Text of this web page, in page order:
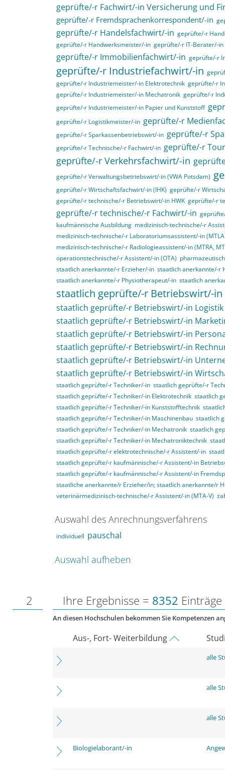
geprüfte/-r Fachwirt/-in Versicherung und
geprüfte/-r Fremdsprachenkorrespondent/-in
geprüfte/-r Handelsfachwirt/-in geprüfte/-r
geprüfte/-r Handwerksmeister/-in geprüfte/-r IT-Berater/-in
geprüfte/-r Immobilienfachwirt/-in geprüfte/-r
geprüfte/-r Industriefachwirt/-in
geprüfte/-r Industriemeister/-in Elektrotechnik geprüfte/-r
geprüfte/-r Industriemeister/-in Mechatronik geprüfte/-r
geprüfte/-r Industriemeister/-in Papier und Kunststoff
geprüfte/-r Logistikmeister/-in geprüfte/-r
geprüfte/-r Sparkassenbetriebswirt/-in geprüfte/-r
geprüfte/-r Technische/-r Fachwirt/-in geprüfte/-r
geprüfte/-r Verkehrsfachwirt/-in
geprüfte/-r Verwaltungsbetriebswirt/-in (VWA Potsdam)
geprüfte/-r Wirtschaftsfachwirt/-in (IHK) geprüfte/-r
geprüfte/-r technische/-r Betriebswirt/-in HWK geprüfte/-r
geprüfte/-r technische/-r Fachwirt/-in
kaufmännische Ausbildung medizinisch-technische/-r
medizinisch-technische/-r Laboratoriumsassistent/-in
medizinisch-technische/-r Radiologieassistent/-in (MTRA,
operationstechnische/-r Assistent/-in (OTA)
staatlich anerkannte/-r Erzieher/-in staatlich anerkannte/-r
staatlich anerkannte/-r Physiotherapeut/-in staatlich
staatlich geprüfte/-r Betriebswirt/-in
staatlich geprüfte/-r Betriebswirt/-in Logistik
staatlich geprüfte/-r Betriebswirt/-in
staatlich geprüfte/-r Betriebswirt/-in
staatlich geprüfte/-r Betriebswirt/-in
staatlich geprüfte/-r Betriebswirt/-in
staatlich geprüfte/-r Betriebswirt/-in
staatlich geprüfte/-r Techniker/-in staatlich geprüfte/-r
staatlich geprüfte/-r Techniker/-in Elektrotechnik staatlich
staatlich geprüfte/-r Techniker/-in Kunststofftechnik
staatlich geprüfte/-r Techniker/-in Maschinenbau staatlich
staatlich geprüfte/-r Techniker/-in Mechatronik staatlich
staatlich geprüfte/-r Techniker/-in Mechatroniktechnik
staatlich geprüfte/-r elektrotechnische/-r Assistent/-in
staatlich geprüfte/-r kaufmännische/-r Assistent/-in
staatlich geprüfte/-r kaufmännische/-r Assistent/-in
staatliche anerkannte/r Erzieher/in; staatlich anerkannte/r
veterinärmedizinisch-technische/-r Assistent/-in (MTA-V)
Auswahl des Anrechnungsverfahrens
individuell pauschal
Auswahl aufheben
2 Ihre Ergebnisse = 8352 Einträge
An diesen Hochschulen bekommen Sie Kompetenzen
Aus-, Fort- Weiterbildung
alle
alle
alle
Biologielaborant/-in